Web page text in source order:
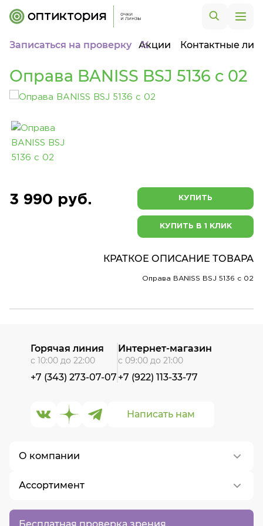
Записаться на проверку Акции Контактные
Оправа BANISS BSJ 5136 c 02
3 990 руб. КУПИТЬ
КУПИТЬ В 1 КЛИК
КРАТКОЕ ОПИСАНИЕ ТОВАРА
Оправа BANISS BSJ 5136 c 02
Бесплатная проверка зрения
О компании
О нас
Контакты
Ассортимент
Написать нам
Горячая линия
с 10:00 до 22:00
+7 (343) 273-07-07
Интернет-магазин
с 09:00 до 21:00
+7 (922) 113-33-77